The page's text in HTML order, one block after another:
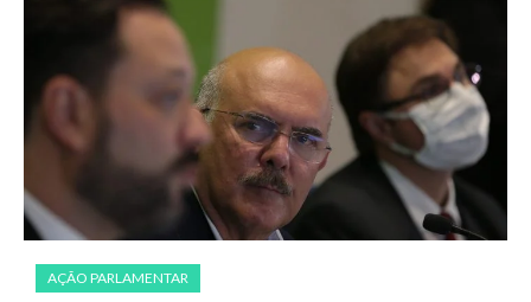
AÇÃO PARLAMENTAR